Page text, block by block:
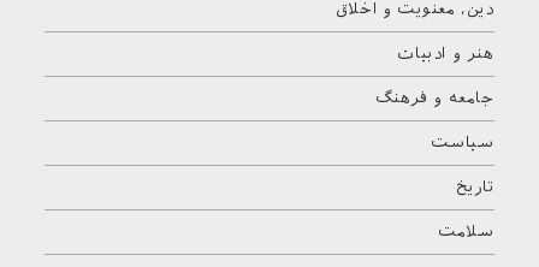
دین، معنویت و اخلاق
هنر و ادبیات
جامعه و فرهنگ
سیاست
تاریخ
سلامت